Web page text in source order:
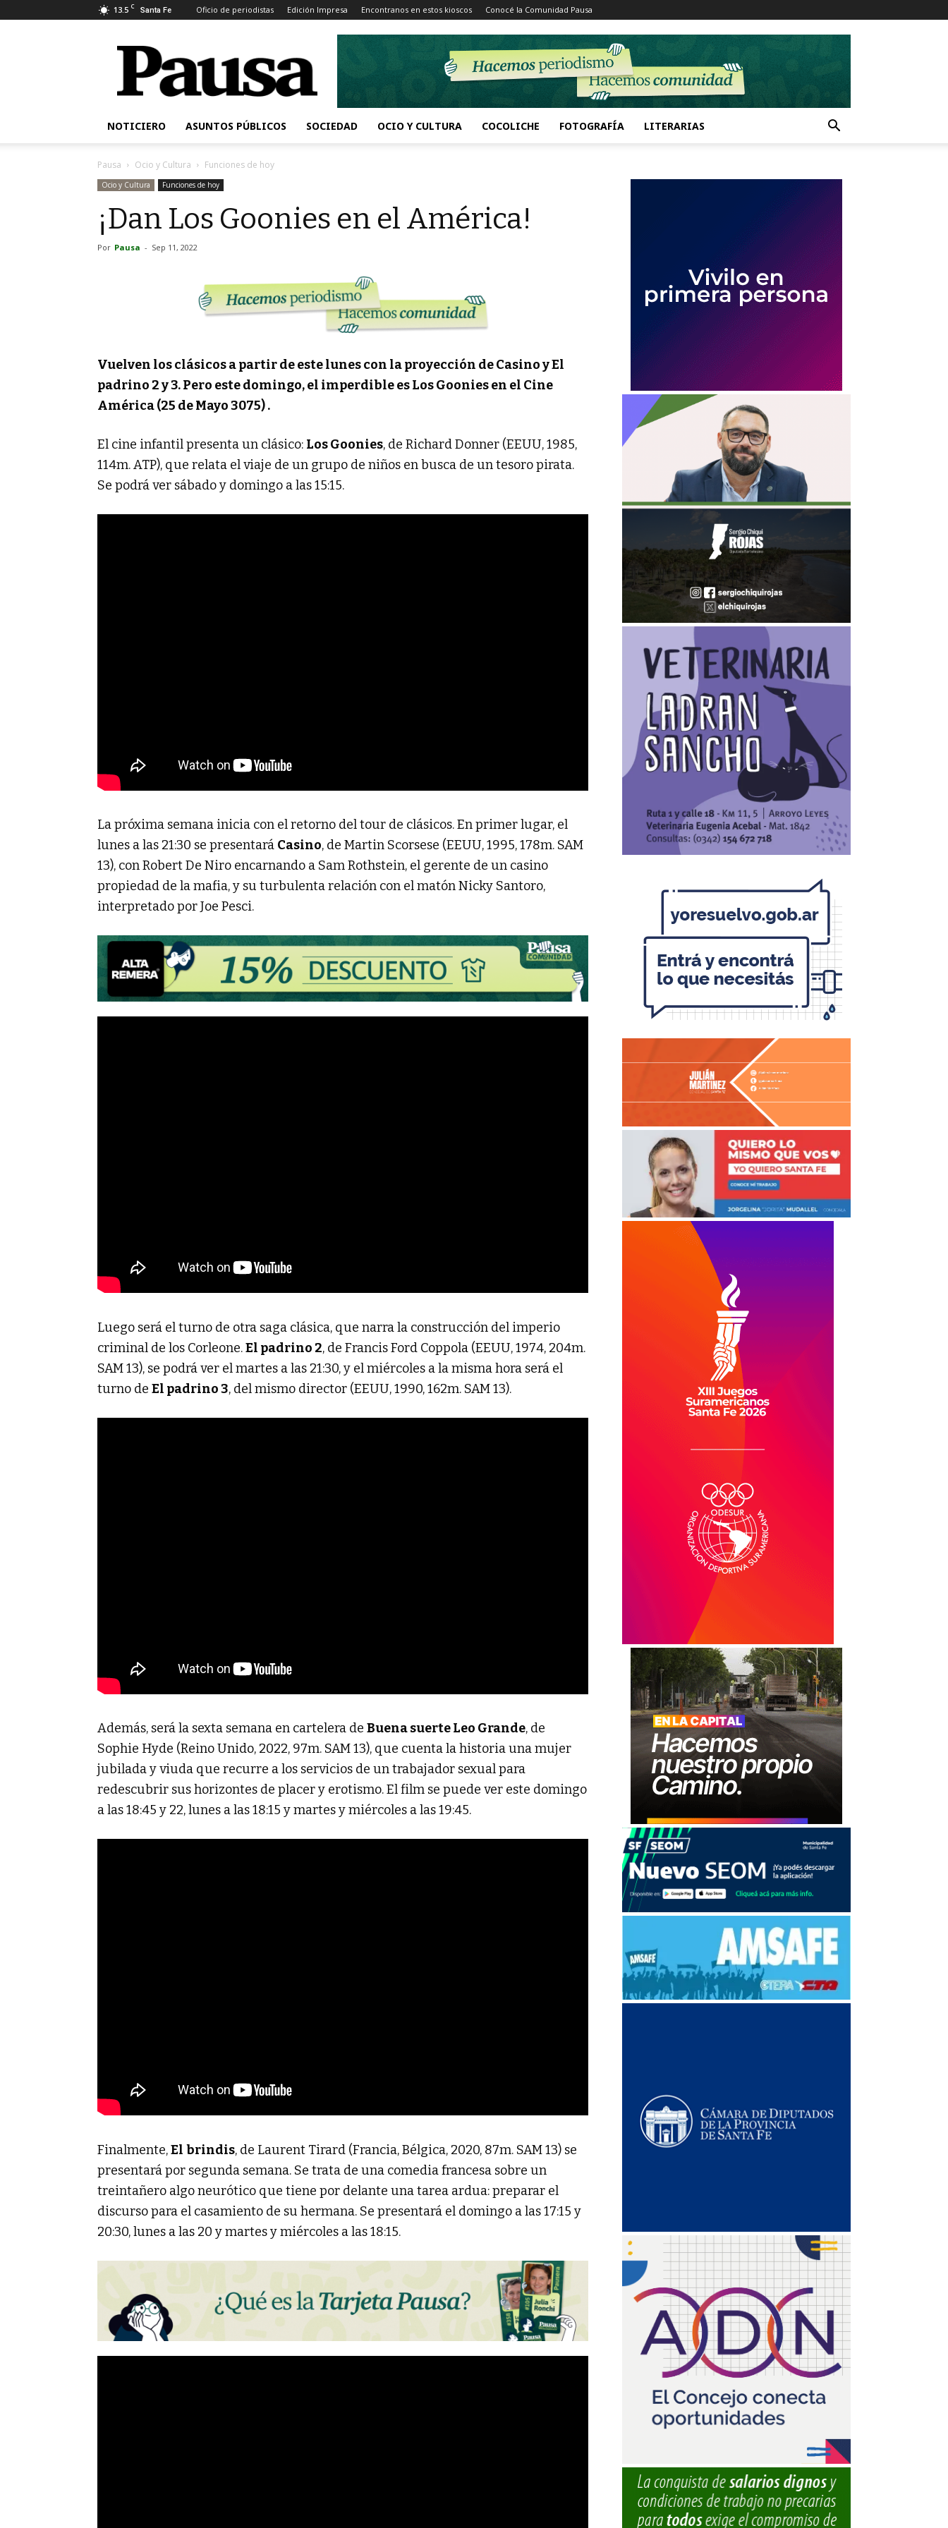
13.5 C Santa Fe Oficio de periodistas Edición Impresa Encontranos en estos kioscos Conocé la Comunidad Pausa
Pausa
NOTICIERO ASUNTOS PÚBLICOS SOCIEDAD OCIO Y CULTURA COCOLICHE FOTOGRAFÍA LITERARIAS
Pausa Ocio y Cultura Funciones de hoy
Ocio y Cultura Funciones de hoy
¡Dan Los Goonies en el América!
Por Pausa - Sep 11, 2022
Vuelven los clásicos a partir de este lunes con la proyección de Casino y El
padrino 2 y 3. Pero este domingo, el imperdible es Los Goonies en el Cine
América (25 de Mayo 3075) .
El cine infantil presenta un clásico: Los Goonies, de Richard Donner (EEUU, 1985,
114m. ATP), que relata el viaje de un grupo de niños en busca de un tesoro pirata.
Se podrá ver sábado y domingo a las 15:15.
La próxima semana inicia con el retorno del tour de clásicos. En primer lugar, el
lunes a las 21:30 se presentará Casino, de Martin Scorsese (EEUU, 1995, 178m. SAM
13), con Robert De Niro encarnando a Sam Rothstein, el gerente de un casino
propiedad de la mafia, y su turbulenta relación con el matón Nicky Santoro,
interpretado por Joe Pesci.
Luego será el turno de otra saga clásica, que narra la construcción del imperio
criminal de los Corleone.El padrino 2, de Francis Ford Coppola (EEUU, 1974, 204m.
SAM 13), se podrá ver el martes a las 21:30, y el miércoles a la misma hora será el
turno de El padrino 3, del mismo director (EEUU, 1990, 162m. SAM 13).
Además, será la sexta semana en cartelera de Buena suerte Leo Grande, de
Sophie Hyde (Reino Unido, 2022, 97m. SAM 13), que cuenta la historia una mujer
jubilada y viuda que recurre a los servicios de un trabajador sexual para
redescubrir sus horizontes de placer y erotismo. El film se puede ver este domingo
a las 18:45 y 22, lunes a las 18:15 y martes y miércoles a las 19:45.
Finalmente,El brindis, de Laurent Tirard (Francia, Bélgica, 2020, 87m. SAM 13) se
presentará por segunda semana. Se trata de una comedia francesa sobre un
treintañero algo neurótico que tiene por delante una tarea ardua: preparar el
discurso para el casamiento de su hermana. Se presentará el domingo a las 17:15 y
20:30, lunes a las 20 y martes y miércoles a las 18:15.